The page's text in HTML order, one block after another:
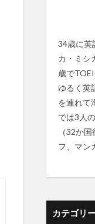
34歳に英
カ・ミシ
歳で
ゆるく英
を連れて
では3人
（32か
フ、マン
カテゴリ